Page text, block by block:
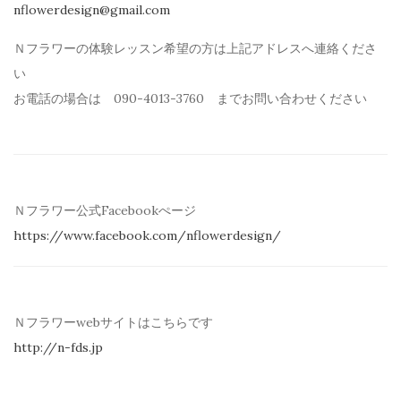
nflowerdesign@gmail.com
Ｎフラワーの体験レッスン希望の方は上記アドレスへ連絡くださ
い
お電話の場合は 090-4013-3760 までお問い合わせください
Ｎフラワー公式Facebookぺージ
https://www.facebook.com/nflowerdesign/
Ｎフラワーwebサイトはこちらです
http://n-fds.jp